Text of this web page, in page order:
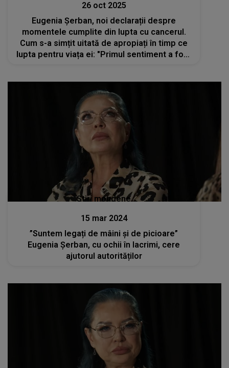
26 oct 2025
Eugenia Șerban, noi declarații despre
momentele cumplite din lupta cu cancerul.
Cum s-a simțit uitată de apropiați în timp ce
lupta pentru viața ei: "Primul sentiment a fost
Stiri mondene
15 mar 2024
”Suntem legați de mâini și de picioare”
Eugenia Șerban, cu ochii în lacrimi, cere
ajutorul autorităților